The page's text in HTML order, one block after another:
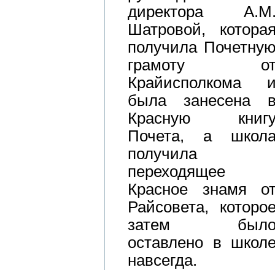
директора
Шатровой,
получила
грамоту
Крайисполкома
была занесена
Красную
Почета, а
получила
переходящее
Красное знамя
Райсовета,
затем
оставлено в
навсегда.